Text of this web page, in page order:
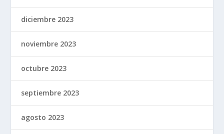
diciembre 2023
noviembre 2023
octubre 2023
septiembre 2023
agosto 2023